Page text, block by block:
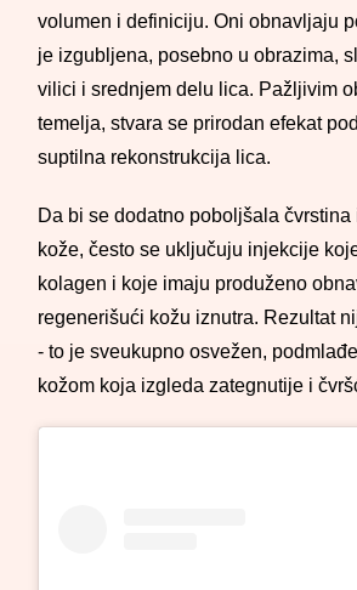
volumen i definiciju. Oni obnavljaju
je izgubljena, posebno u obrazima,
vilici i srednjem delu lica. Pažljivim
temelja, stvara se prirodan efekat
suptilna rekonstrukcija lica.
Da bi se dodatno poboljšala
kože, često se uključuju injekcije
kolagen i koje imaju produženo
regenerišući kožu iznutra. Rezultat
- to je sveukupno osvežen,
kožom koja izgleda zategnutije i